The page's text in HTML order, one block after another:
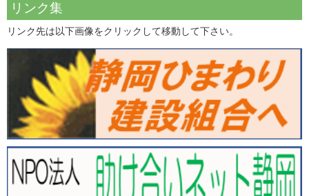
リンク集
リンク先は以下画像をクリックして移動して下さい。